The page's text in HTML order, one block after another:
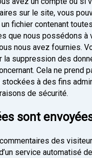
sur le site, vous
fichier contenant
que nous possédons à
nous avez fournies.
la suppression des
Cela ne prend
à des fins
de sécurité.
sont
des
service automatisé